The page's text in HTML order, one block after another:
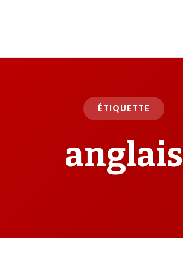
ÉTIQUETTE
anglais